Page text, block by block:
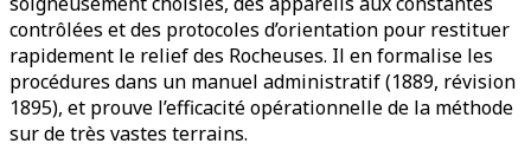
contrôlées et des protocoles d’orientation pour restituer
rapidement le relief des Rocheuses. Il en formalise les
procédures dans un manuel administratif (1889, révision
1895), et prouve l’efficacité opérationnelle de la méthode
sur de très vastes terrains.